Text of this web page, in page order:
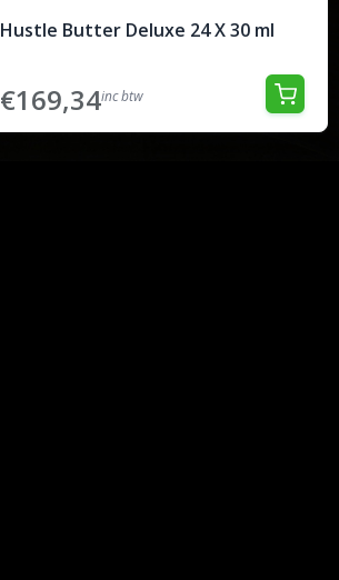
Hustle Butter Deluxe 24 X 30 ml
€169,34inc btw